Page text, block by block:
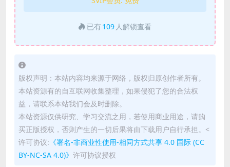
已有 109 人解锁查看
版权声明：本站内容均来源于网络，版权归原创作者所有。
本站资源有的自互联网收集整理，如果侵犯了您的合法权
益，请联系本站我们会及时删除。
本站资源仅供研究、学习交流之用，若使用商业用途，请购
买正版授权，否则产生的一切后果将由下载用户自行承担。<
许可协议: 《署名-非商业性使用-相同方式共享 4.0 国际 (CC
BY-NC-SA 4.0)》 许可协议授权